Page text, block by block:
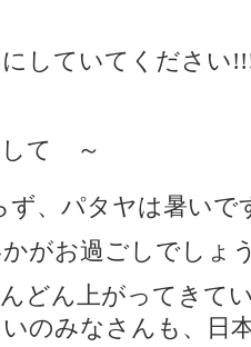
していてください
て ～
ず、パタヤは暑いで
がお過ごしでしょ
どん上がってきて
のみなさんも、日